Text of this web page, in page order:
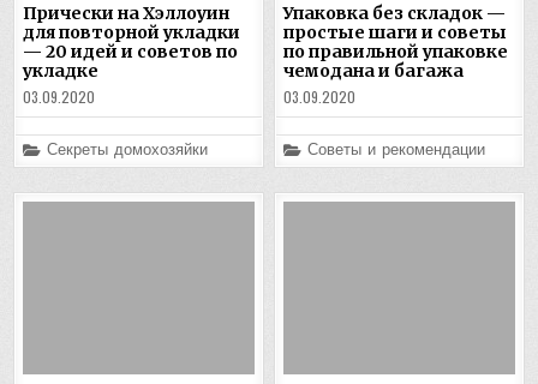
Прически на Хэллоуин
для повторной укладки
— 20 идей и советов по
укладке
03.09.2020
Posted
in
Секреты домохозяйки
Упаковка без складок —
простые шаги и советы
по правильной упаковке
чемодана и багажа
03.09.2020
Posted
in
Советы и рекомендации